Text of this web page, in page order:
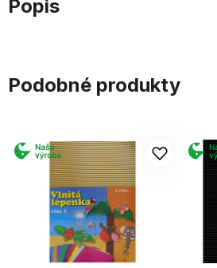
Popis
Podobné produkty